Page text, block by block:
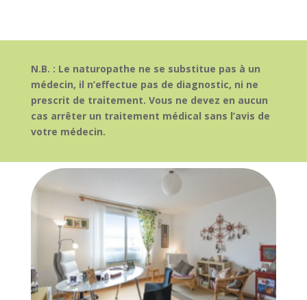
N.B. : Le naturopathe ne se substitue pas à un
médecin, il n’effectue pas de diagnostic, ni ne
prescrit de traitement. Vous ne devez en aucun
cas arrêter un traitement médical sans l’avis de
votre médecin.